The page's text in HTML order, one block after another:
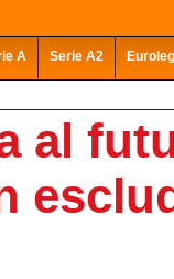
A Serie A2
al